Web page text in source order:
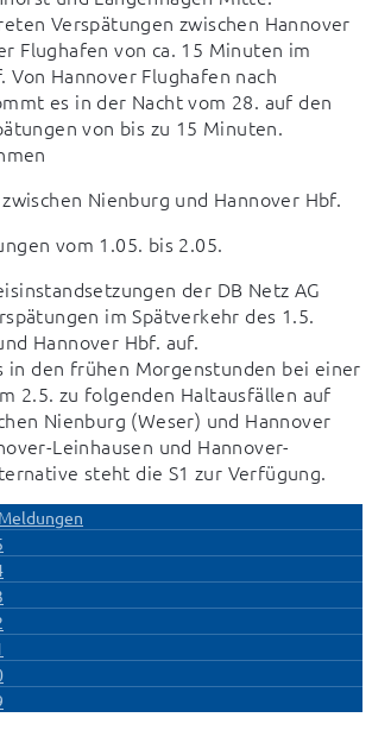
Verspätungen zwischen Hannover
Flughafen von ca. 15 Minuten im
Von Hannover Flughafen nach
es in der Nacht vom 28. auf den
von bis zu 15 Minuten.
Nienburg und Hannover Hbf.
vom 1.05. bis 2.05.
der DB Netz AG
im Spätverkehr des 1.5.
Hannover Hbf. auf.
in den frühen Morgenstunden bei einer
2.5. zu folgenden Haltausfällen auf
Nienburg (Weser) und Hannover
Leinhausen und Hannover-
steht die S1 zur Verfügung.